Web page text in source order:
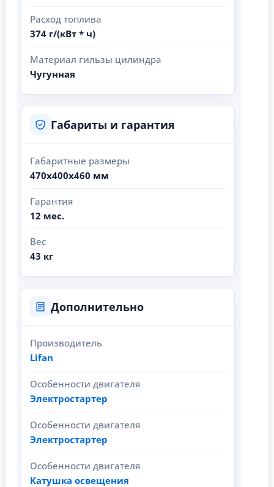
Расход топлива
374 г/(кВт * ч)
Материал гильзы цилиндра
Чугунная
Габариты и гарантия
Габаритные размеры
470х400х460 мм
Гарантия
12 мес.
Вес
43 кг
Дополнительно
Производитель
Lifan
Особенности двигателя
Электростартер
Особенности двигателя
Электростартер
Особенности двигателя
Катушка освещения